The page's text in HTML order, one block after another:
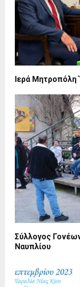
Ιερά
Σύλλογος
Ναυπλίου